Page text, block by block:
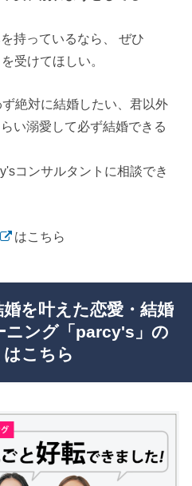
持っているなら、 ぜひ
を受けてほしい。
絶対に結婚したい、君以外
い溺愛して必ず結婚できる
コンサルタントに相談でき
はこちら
を叶えた恋愛・結婚
ニング「parcy's」の
こちら